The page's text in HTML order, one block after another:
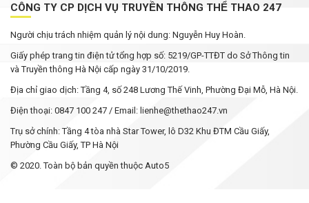
CÔNG TY CP DỊCH VỤ TRUYỀN THÔNG THỂ THAO 247
Người chịu trách nhiệm quản lý nội dung: Nguyễn Huy Hoàn.
Giấy phép trang tin điện tử tổng hợp số: 5219/GP-TTĐT do Sở Thông tin
và Truyền thông Hà Nội cấp ngày 31/10/2019.
Địa chỉ giao dịch: Tầng 4, số 248 Lương Thế Vinh, Phường Đại Mỗ, Hà Nội.
Điện thoại: 0847 100 247 / Email: lienhe@thethao247.vn
Trụ sở chính: Tầng 4 tòa nhà Star Tower, lô D32 Khu ĐTM Cầu Giấy,
Phường Cầu Giấy, TP Hà Nội
© 2020. Toàn bộ bản quyền thuộc Auto5